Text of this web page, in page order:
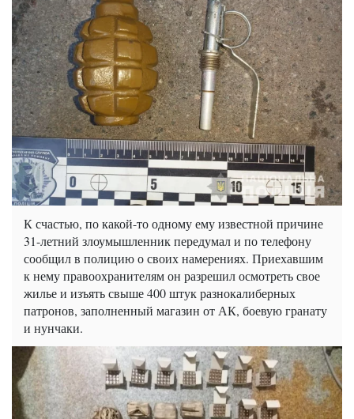
К счастью, по какой-то одному ему известной причине
31-летний злоумышленник передумал и по телефону
сообщил в полицию о своих намерениях. Приехавшим
к нему правоохранителям он разрешил осмотреть свое
жилье и изъять свыше 400 штук разнокалиберных
патронов, заполненный магазин от АК, боевую гранату
и нунчаки.